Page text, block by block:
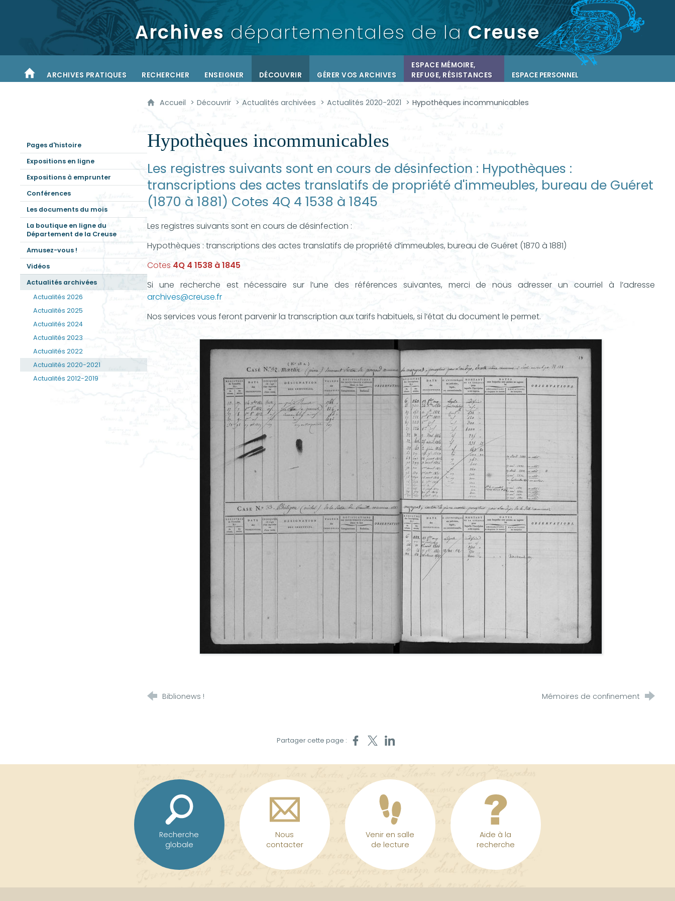
Archives départementales de laCreuse
ACCUEIL
ARCHIVES PRATIQUES RECHERCHER ENSEIGNER DÉCOUVRIR GÉRER VOS ARCHIVES
ESPACE MÉMOIRE,
REFUGE, RÉSISTANCES
ESPACE PERSONNEL
Pages d'histoire
Expositions en ligne
Expositions à emprunter
Conférences
Les documents du mois
La boutique en ligne du
Département de la Creuse
Amusez-vous !
Vidéos
Actualités archivées
Actualités 2026
Actualités 2025
Actualités 2024
Actualités 2023
Actualités 2022
Actualités 2020-2021
Actualités 2012-2019
Accueil Découvrir Actualités archivées Actualités 2020-2021 Hypothèques incommunicables
Hypothèques incommunicables
Les registres suivants sont en cours de désinfection : Hypothèques :
transcriptions des actes translatifs de propriété d'immeubles, bureau de Guéret
(1870 à 1881) Cotes 4Q 4 1538 à 1845
Les registres suivants sont en cours de désinfection :
Hypothèques : transcriptions des actes translatifs de propriété d’immeubles, bureau de Guéret (1870 à 1881)
Cotes 4Q 4 1538 à 1845
Si une recherche est nécessaire sur l’une des références suivantes, merci de nous adresser un courriel à l’adresse
archives@creuse.fr
Nos services vous feront parvenir la transcription aux tarifs habituels, si l’état du document le permet.
Biblionews ! Mémoires de confinement
Partager cette page : Partager sur Facebook
Partager sur X
Partager sur LinkedIn
Recherche
globale
Nous
contacter
Venir en salle
de lecture
Aide à la
recherche